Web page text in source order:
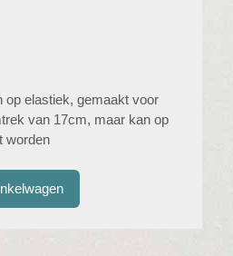
op elastiek, gemaakt voor
van 17cm, maar kan op
worden